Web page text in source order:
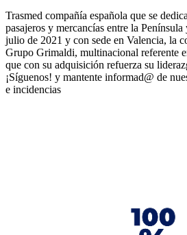
Trasmed compañía española que se
pasajeros y mercancías entre la
julio de 2021 y con sede en Valencia, la
Grupo Grimaldi, multinacional referente
que con su adquisición refuerza su
¡Síguenos! y mantente informad@ de
e incidencias